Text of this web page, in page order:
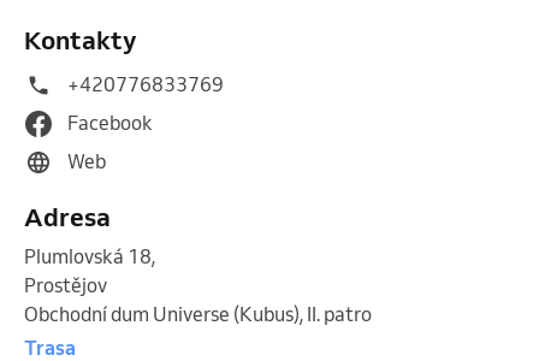
Kontakty
+420776833769
Facebook
Web
Adresa
Plumlovská 18,
Prostějov
Obchodní dum Universe (Kubus), II. patro
Trasa